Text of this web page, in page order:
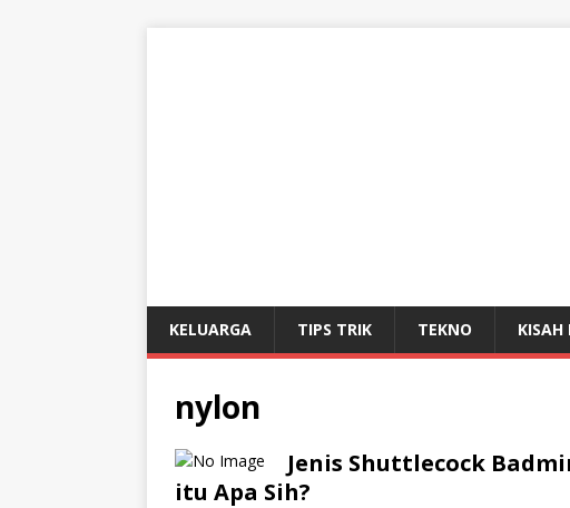
KELUARGA TIPS TRIK TEKNO KISAH
nylon
Jenis Shuttlecock
itu Apa Sih?